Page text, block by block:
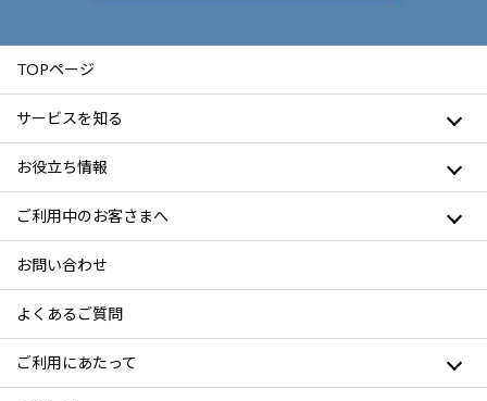
TOPページ
サービスを知る
お役立ち情報
ご利用中のお客さまへ
お問い合わせ
よくあるご質問
ご利用にあたって